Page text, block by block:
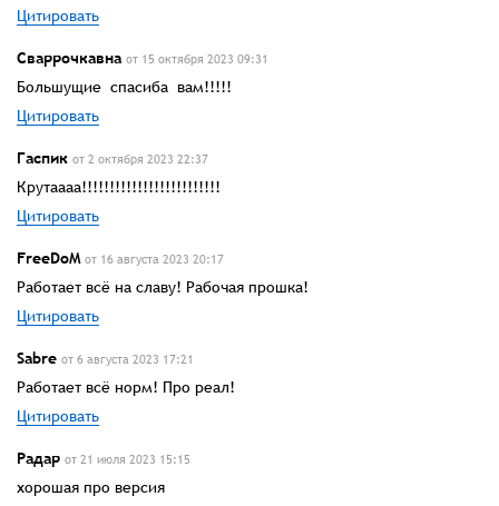
Цитировать
Сваррочкавна от 15 октября 2023 09:31
Большущие спасиба вам!!!!!
Цитировать
Гаспик от 2 октября 2023 22:37
Крутаааа!!!!!!!!!!!!!!!!!!!!!!!!!
Цитировать
FreeDoM от 16 августа 2023 20:17
Работает всё на славу! Рабочая прошка!
Цитировать
Sabre от 6 августа 2023 17:21
Работает всё норм! Про реал!
Цитировать
Радар от 21 июля 2023 15:15
хорошая про версия